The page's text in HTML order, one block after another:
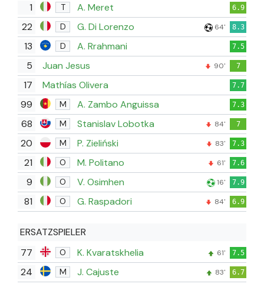
1 T A. Meret 6.9
22 D G. Di Lorenzo 64' 8.3
13 D A. Rrahmani 7.5
5 Juan Jesus 90' 7
17 Mathías Olivera 7.7
99 M A. Zambo Anguissa 7.3
68 M Stanislav Lobotka 84' 7
20 M P. Zieliński 83' 7.3
21 O M. Politano 61' 7.6
9 O V. Osimhen 16' 7.9
81 O G. Raspadori 84' 6.9
ERSATZSPIELER
77
O K. Kvaratskhelia 61' 7.5
24 M J. Cajuste 83' 6.7